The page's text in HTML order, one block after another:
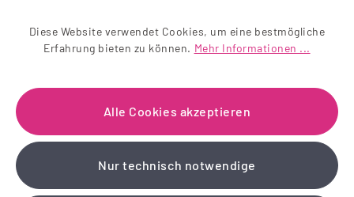
10 %
Diese Website verwendet Cookies, um eine bestmögliche
Erfahrung bieten zu können. Mehr Informationen ...
Alle Cookies akzeptieren
Nur technisch notwendige